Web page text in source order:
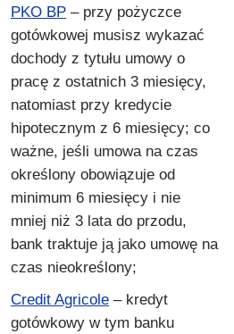
PKO BP – przy pożyczce
gotówkowej musisz wykazać
dochody z tytułu umowy o
pracę z ostatnich 3 miesięcy,
natomiast przy kredycie
hipotecznym z 6 miesięcy; co
ważne, jeśli umowa na czas
określony obowiązuje od
minimum 6 miesięcy i nie
mniej niż 3 lata do przodu,
bank traktuje ją jako umowę na
czas nieokreślony;
Credit Agricole – kredyt
gotówkowy w tym banku